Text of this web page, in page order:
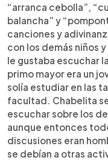
“arranca cebolla”,
balancha” y
canciones y
con los demás niños
le gustaba escuchar
primo mayor era un
solía estudiar en las
facultad. Chabelita
escuchar sobre los
aunque entonces
discusiones eran
se debían a otras